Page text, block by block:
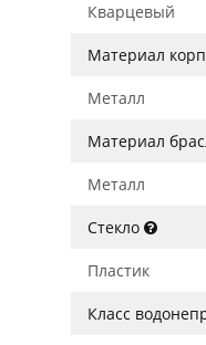
Кварцевый
Материал
Металл
Материал
Металл
Стекло
Пластик
Класс